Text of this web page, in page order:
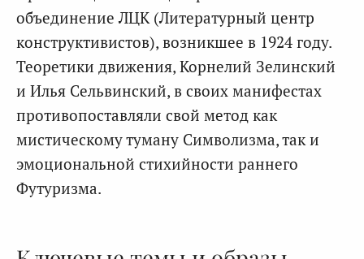
объединение ЛЦК (Литературный центр
конструктивистов), возникшее в 1924 году.
Теоретики движения, Корнелий Зелинский
и Илья Сельвинский, в своих манифестах
противопоставляли свой метод как
мистическому туману Символизма, так и
эмоциональной стихийности раннего
Футуризма.